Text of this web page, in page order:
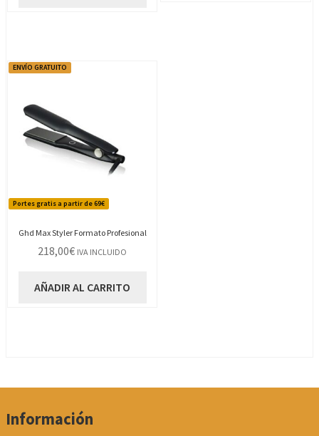
Portes gratis a partir de 69€
ENVÍO GRATUITO
Ghd Max Styler Formato Profesional
218,00€ IVA INCLUIDO
AÑADIR AL CARRITO
Información